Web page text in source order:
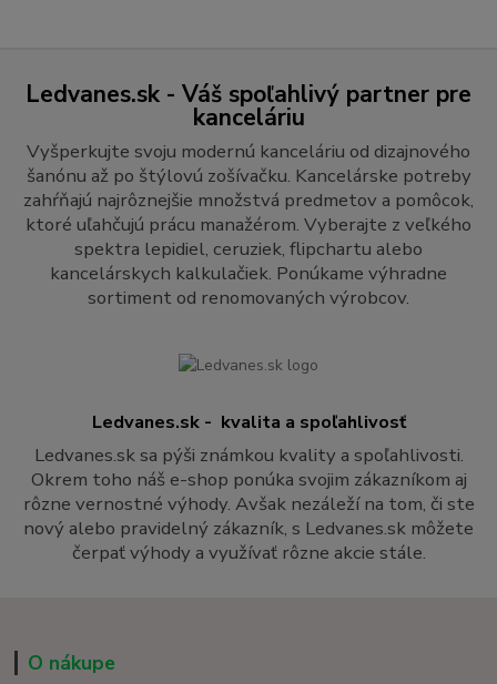
Ledvanes.sk - Váš spoľahlivý partner pre
kanceláriu
Vyšperkujte svoju modernú kanceláriu od dizajnového
šanónu až po štýlovú zošívačku. Kancelárske potreby
zahŕňajú najrôznejšie množstvá predmetov a pomôcok,
ktoré uľahčujú prácu manažérom. Vyberajte z veľkého
spektra lepidiel, ceruziek, flipchartu alebo
kancelárskych kalkulačiek. Ponúkame výhradne
sortiment od renomovaných výrobcov.
Ledvanes.sk - kvalita a spoľahlivosť
Ledvanes.sk sa pýši známkou kvality a spoľahlivosti.
Okrem toho náš e-shop ponúka svojim zákazníkom aj
rôzne vernostné výhody. Avšak nezáleží na tom, či ste
nový alebo pravidelný zákazník, s Ledvanes.sk môžete
čerpať výhody a využívať rôzne akcie stále.
O nákupe